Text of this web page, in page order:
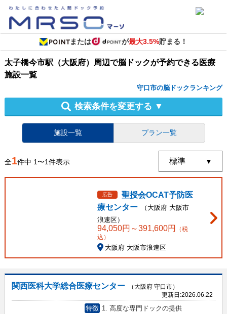
または が最大3.5%貯まる！
太子橋今市駅（大阪府）周辺で脳ドックが予約できる医療
施設一覧
守口市の脳ドックランキング
検索条件を変更する ▼
施設一覧 プラン一覧
全1件中 1〜1件表示
広告
聖授会OCAT予防医
療センター
（ 大阪府 大阪市
浪速区）
94,050円～391,600円
（税
込）
大阪府 大阪市浪速区
関西医科大学総合医療センター
（大阪府 守口市）
更新日:2026.06.22
特徴 1. 高度な専門ドックの提供